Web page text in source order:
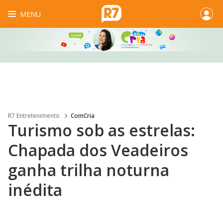
MENU
R7 Entretenimento ComCria
Turismo sob as estrelas:
Chapada dos Veadeiros
ganha trilha noturna
inédita